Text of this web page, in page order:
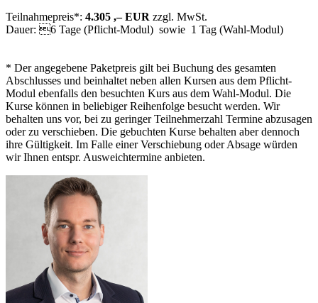
Teilnahmepreis*: 4.305 ,– EUR zzgl. MwSt.
Dauer: 6 Tage (Pflicht-Modul) sowie 1 Tag (Wahl-Modul)
* Der angegebene Paketpreis gilt bei Buchung des gesamten
Abschlusses und beinhaltet neben allen Kursen aus dem Pflicht-
Modul ebenfalls den besuchten Kurs aus dem Wahl-Modul. Die
Kurse können in beliebiger Reihenfolge besucht werden. Wir
behalten uns vor, bei zu geringer Teilnehmerzahl Termine abzusagen
oder zu verschieben. Die gebuchten Kurse behalten aber dennoch
ihre Gültigkeit. Im Falle einer Verschiebung oder Absage würden
wir Ihnen entspr. Ausweich­termine anbieten.